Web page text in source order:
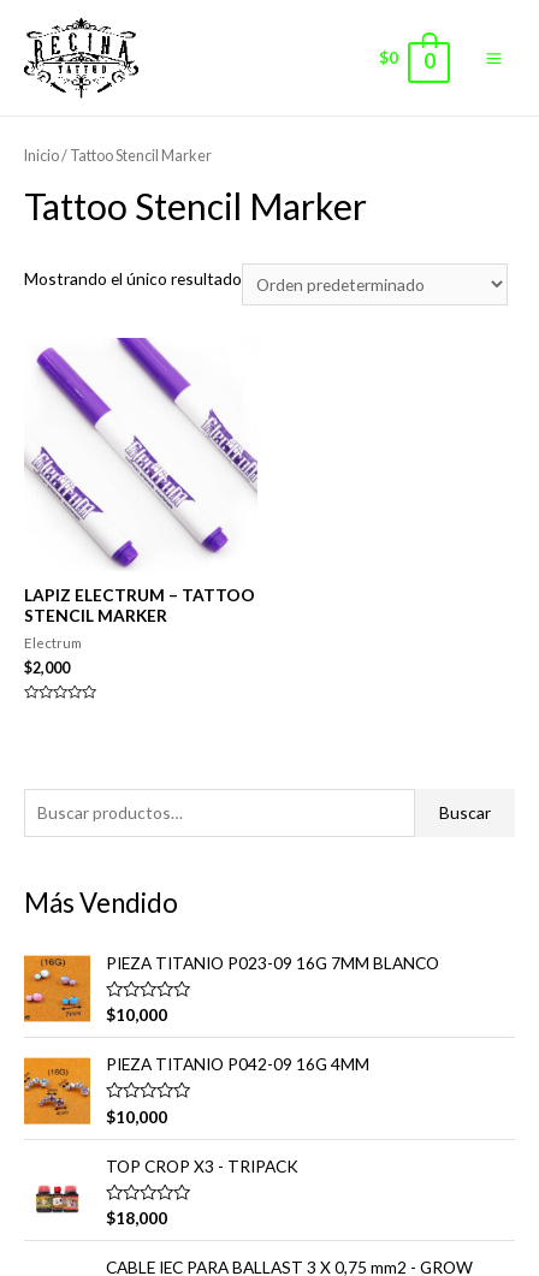
$0 0
u
c
p
r
:
Buscar
Más Vendido
PIEZA TITANIO P023-09 16G 7MM BLANCO
V
o
r
a
d
o
e
0
d
e
5
$10,000
PIEZA TITANIO P042-09 16G 4MM
V
a
l
o
r
a
d
o
e
0
$10,000
TOP CROP X3 - TRIPACK
V
o
$18,000
CABLE IEC PARA BALLAST 3 X 0,75 mm2 - GROW
Inicio/ Tattoo Stencil Marker
Tattoo Stencil Marker
Mostrando el único resultado
LAPIZ ELECTRUM – TATTOO
STENCIL MARKER
Electrum
$2,000